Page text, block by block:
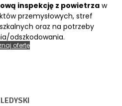
inspekcję z powietrzaw
przemysłowych, stref
oraz na potrzeby
odszkodowania.
ofertę